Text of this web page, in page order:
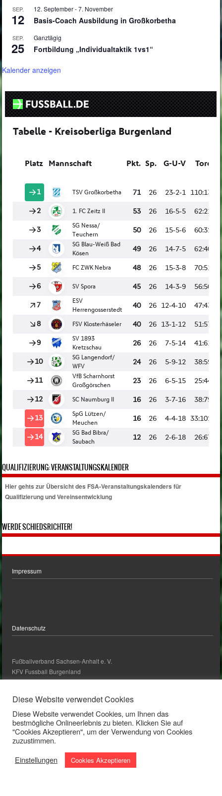
SEP.
12
12. September-7. November
Basis-Coach Ausbildung in Großkorbetha
SEP.
25
Ganztägig
Fortbildung „Individualtaktik 1vs1“
Kalender anzeigen
QUALIFIZIERUNG: VERANSTALTUNGSKALENDER
Hier gehts zur Übersicht des FSA-Veranstaltungskalenders für
Qualifizierung und Vereinsentwicklung
WERDE SCHIEDSRICHTER!
Impressum
Datenschutz
Fußballverband Sachsen-Anhalt e. V.
KFV Fussball Burgenland
kontakt@kfv-fussball-burgenland.de
Kontakt
IBAN: DE24 8005 3000 3017 0045 70
BIC: NOLADE21BLK
Diese Website verwendet Cookies
Diese Website verwendet Cookies, um Ihnen das
bestmögliche Onlineerlebnis zu bieten. Klicken Sie auf
"Cookies Akzeptieren", um der Verwendung von Cookies
zuzustimmen.
Einstellungen
Cookies Akzeptieren